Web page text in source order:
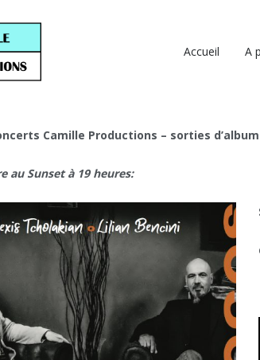
Accueil A
Camille Productions – sorties
au Sunset à 19 heures: